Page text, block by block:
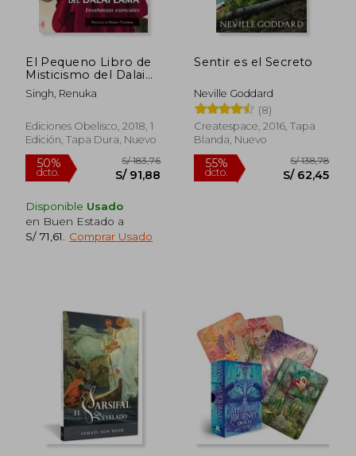
dcto. S/ 187,61
55%
S/
El Pequeno Libro de
Misticismo del Dalai
Lama
Singh, Renuka
Ediciones Obelisco, 2018, 1
Edición, Tapa Dura, Nuevo
Disponible Usado
en Buen Estado a
S/ 71,61
Comprar Usado
Sentir es el Secreto
Neville Goddard
(8)
Createspace, 2016, Tapa
Blanda, Nuevo